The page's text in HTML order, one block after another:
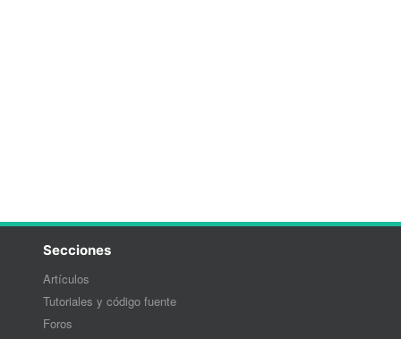
Secciones
Artículos
Tutoriales y código fuente
Foros